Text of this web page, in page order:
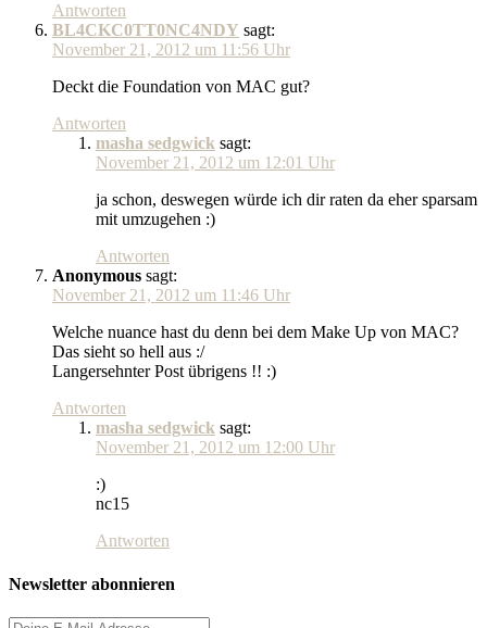
Antworten
BL4CKC0TT0NC4NDY sagt:
November 21, 2012 um 11:56 Uhr
Deckt die Foundation von MAC gut?
Antworten
masha sedgwick sagt:
November 21, 2012 um 12:01 Uhr
ja schon, deswegen würde ich dir raten da eher sparsam
mit umzugehen :)
Antworten
Anonymous sagt:
November 21, 2012 um 11:46 Uhr
Welche nuance hast du denn bei dem Make Up von MAC?
Das sieht so hell aus :/
Langersehnter Post übrigens !! :)
Antworten
masha sedgwick sagt:
November 21, 2012 um 12:00 Uhr
:)
nc15
Antworten
Newsletter abonnieren